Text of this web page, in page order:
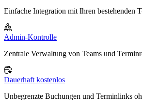
Einfache Integration mit Ihren bestehenden
Admin-Kontrolle
Zentrale Verwaltung von Teams und
Dauerhaft kostenlos
Unbegrenzte Buchungen und Terminlinks